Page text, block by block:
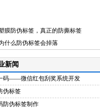
膜防伪标签，真正的防撕标签
什么防伪标签会掉落
新闻
码——微信红包刮奖系统开发
伪标签
防伪标签制作